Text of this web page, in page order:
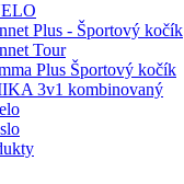
Plus - Športový kočík
Tour
Plus Športový kočík
3v1 kombinovaný